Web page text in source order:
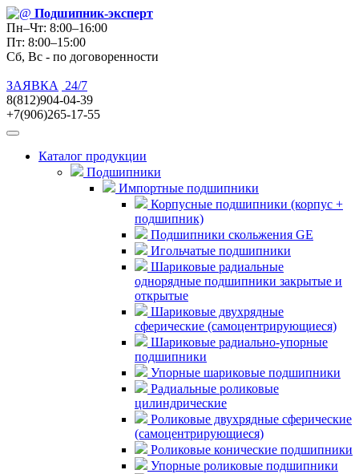
Подшипник-эксперт
Пн–Чт: 8:00–16:00
Пт: 8:00–15:00
Сб, Вс - по договоренности
ЗАЯВКА
24/7
8(812)904-04-39
+7(906)265-17-55
Каталог продукции
Подшипники
Импортные подшипники
Корпусные подшипники (корпус +
подшипник)
Подшипники скольжения GE
Игольчатые подшипники
Шариковые радиальные
однорядные подшипники закрытые и
открытые
Шариковые двухрядные
сферические (самоцентрирующиеся)
Шариковые радиально-упорные
подшипники
Упорные шариковые подшипники
Радиальные роликовые
цилиндрические
Роликовые двухрядные сферические
(самоцентрирующиеся)
Роликовые конические подшипники
Упорные роликовые подшипники